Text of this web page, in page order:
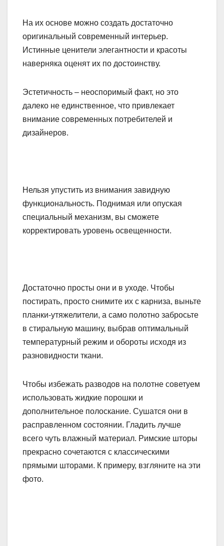
На их основе можно создать достаточно
оригинальный современный интерьер.
Истинные ценители элегантности и красоты
наверняка оценят их по достоинству.
Эстетичность – неоспоримый факт, но это
далеко не единственное, что привлекает
внимание современных потребителей и
дизайнеров.
Нельзя упустить из внимания завидную
функциональность. Поднимая или опуская
специальный механизм, вы сможете
корректировать уровень освещенности.
Достаточно просты они и в уходе. Чтобы
постирать, просто снимите их с карниза, выньте
планки-утяжелители, а само полотно забросьте
в стиральную машину, выбрав оптимальный
температурный режим и обороты исходя из
разновидности ткани.
Чтобы избежать разводов на полотне советуем
использовать жидкие порошки и
дополнительное полоскание. Сушатся они в
расправленном состоянии. Гладить лучше
всего чуть влажный материал. Римские шторы
прекрасно сочетаются с классическими
прямыми шторами. К примеру, взгляните на эти
фото.